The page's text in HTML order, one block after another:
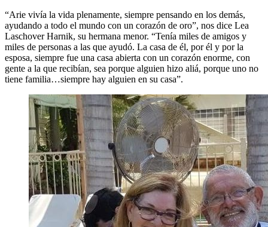
“Arie vivía la vida plenamente, siempre pensando en los demás,
ayudando a todo el mundo con un corazón de oro”, nos dice Lea
Laschover Harnik, su hermana menor. “Tenía miles de amigos y
miles de personas a las que ayudó. La casa de él, por él y por la
esposa, siempre fue una casa abierta con un corazón enorme, con
gente a la que recibían, sea porque alguien hizo aliá, porque uno no
tiene familia…siempre hay alguien en su casa”.